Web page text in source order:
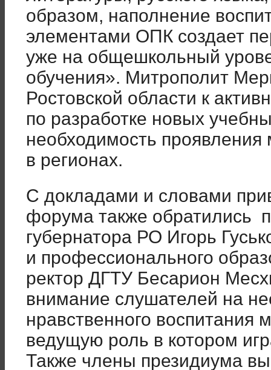
образом, наполнение
элементами ОПК создает
уже на общешкольный
обучения». Митрополит
Ростовской области к
по разработке новых
необходимость
в регионах.
С докладами и словами
форума также обратились
губернатора РО Игорь
и профессионального
ректор ДГТУ Бесарион
внимание слушателей на
нравственного воспитания
ведущую роль в котором
Также члены президиума